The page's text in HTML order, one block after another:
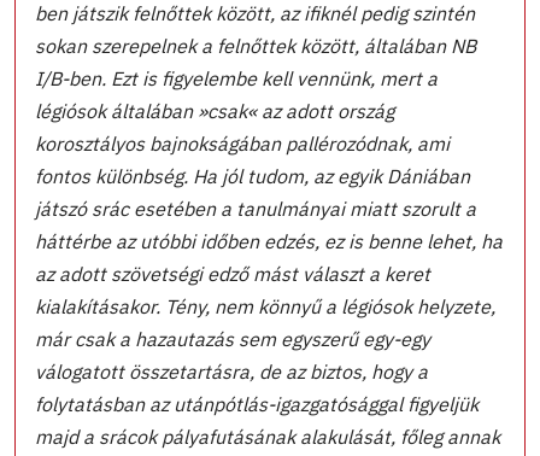
ben játszik felnőttek között, az ifiknél pedig szintén
sokan szerepelnek a felnőttek között, általában NB
I/B-ben. Ezt is figyelembe kell vennünk, mert a
légiósok általában »csak« az adott ország
korosztályos bajnokságában pallérozódnak, ami
fontos különbség. Ha jól tudom, az egyik Dániában
játszó srác esetében a tanulmányai miatt szorult a
háttérbe az utóbbi időben edzés, ez is benne lehet, ha
az adott szövetségi edző mást választ a keret
kialakításakor. Tény, nem könnyű a légiósok helyzete,
már csak a hazautazás sem egyszerű egy-egy
válogatott összetartásra, de az biztos, hogy a
folytatásban az utánpótlás-igazgatósággal figyeljük
majd a srácok pályafutásának alakulását, főleg annak